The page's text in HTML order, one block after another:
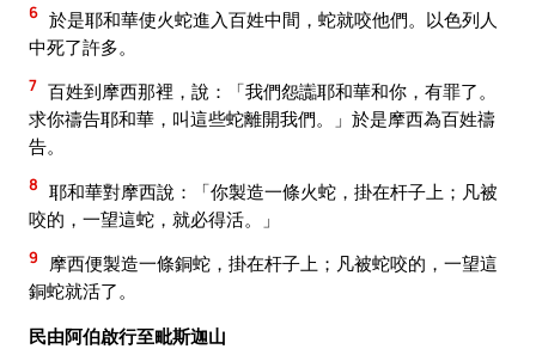
6 於是耶和華使火蛇進入百姓中間，蛇就咬他們。以色列人
中死了許多。
7 百姓到摩西那裡，說：「我們怨讟耶和華和你，有罪了。
求你禱告耶和華，叫這些蛇離開我們。」於是摩西為百姓禱
告。
8 耶和華對摩西說：「你製造一條火蛇，掛在杆子上；凡被
咬的，一望這蛇，就必得活。」
9
摩西便製造一條銅蛇，掛在杆子上；凡被蛇咬的，一望這
銅蛇就活了。
民由阿伯啟行至毗斯迦山